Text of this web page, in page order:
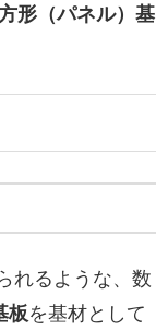
形（パネル）基
れるような、数
板を基材として